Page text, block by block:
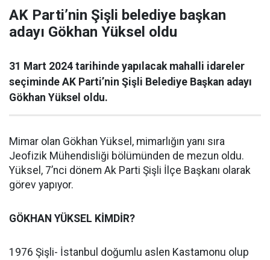
AK Parti’nin Şişli belediye başkan
adayı Gökhan Yüksel oldu
31 Mart 2024 tarihinde yapılacak mahalli idareler
seçiminde AK Parti’nin Şişli Belediye Başkan adayı
Gökhan Yüksel oldu.
Mimar olan Gökhan Yüksel, mimarlığın yanı sıra
Jeofizik Mühendisliği bölümünden de mezun oldu.
Yüksel, 7’nci dönem Ak Parti Şişli İlçe Başkanı olarak
görev yapıyor.
GÖKHAN YÜKSEL KİMDİR?
1976 Şişli- İstanbul doğumlu aslen Kastamonu olup